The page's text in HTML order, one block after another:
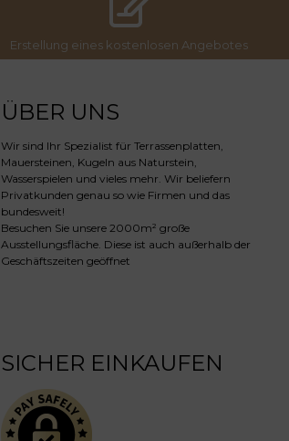
Erstellung eines kostenlosen Angebotes
ÜBER UNS
Wir sind Ihr Spezialist für Terrassenplatten,
Mauersteinen, Kugeln aus Naturstein,
Wasserspielen und vieles mehr. Wir beliefern
Privatkunden genau so wie Firmen und das
bundesweit!
Besuchen Sie unsere 2000m² große
Ausstellungsfläche. Diese ist auch außerhalb der
Geschäftszeiten geöffnet
SICHER EINKAUFEN